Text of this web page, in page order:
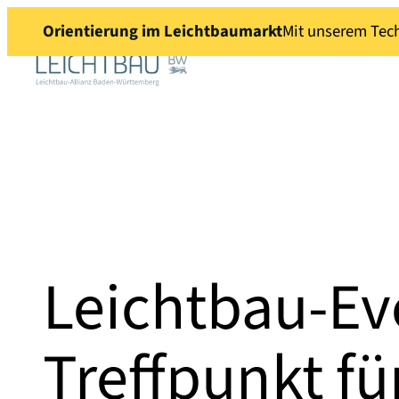
Orientierung im LeichtbaumarktMit unserem
Leichtbau-
Treffpunkt